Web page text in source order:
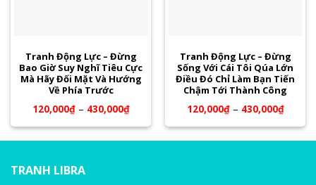
Tranh Động Lực – Đừng
Bao Giờ Suy Nghĩ Tiêu Cực
Mà Hãy Đối Mặt Và Hướng
Về Phía Trước
120,000₫– 430,000₫
Tranh Động Lực – Đừng
Sống Với Cái Tôi Qúa Lớn
Điều Đó Chỉ Làm Bạn Tiến
Chậm Tới Thành Công
120,000₫– 430,000₫
TRANH LIBRA